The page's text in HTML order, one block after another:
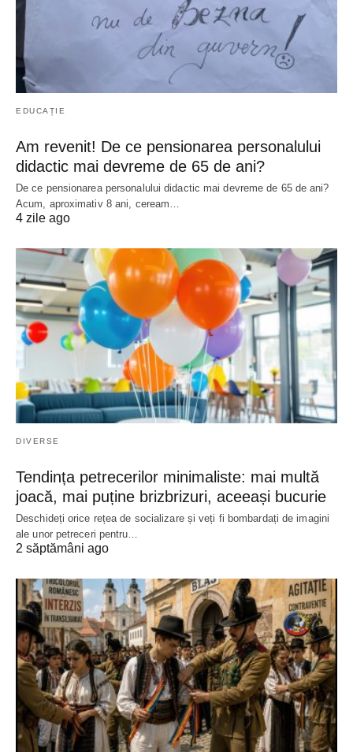
EDUCAȚIE
Am revenit! De ce pensionarea personalului
didactic mai devreme de 65 de ani?
De ce pensionarea personalului didactic mai devreme de 65 de ani?
Acum, aproximativ 8 ani, ceream…
4 zile ago
DIVERSE
Tendința petrecerilor minimaliste: mai multă
joacă, mai puține brizbrizuri, aceeași bucurie
Deschideți orice rețea de socializare și veți fi bombardați de imagini
ale unor petreceri pentru…
2 săptămâni ago